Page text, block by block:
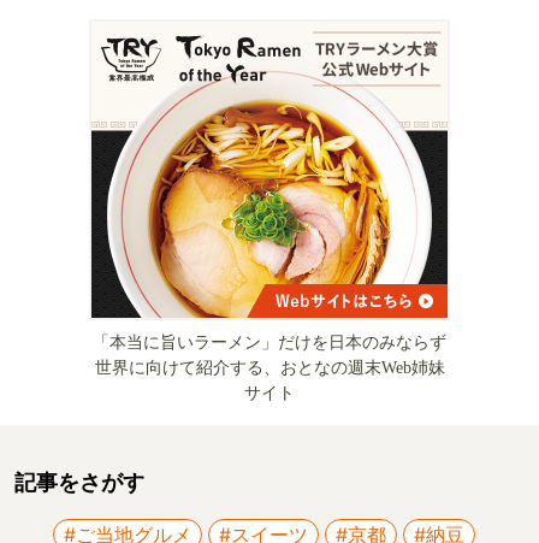
「本当に旨いラーメン」だけを日本のみならず
世界に向けて紹介する、おとなの週末Web姉妹
サイト
記事をさがす
#ご当地グルメ #スイーツ #京都 #納豆